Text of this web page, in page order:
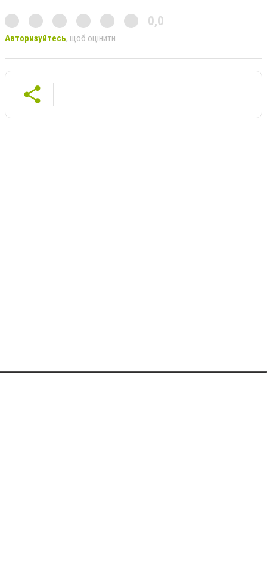
0,0
Авторизуйтесь, щоб оцінити